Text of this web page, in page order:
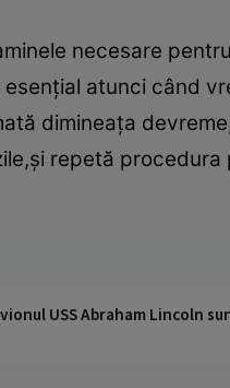
necesare
atunci când
dimineaţa
repetă
USS Abraham Lincoln